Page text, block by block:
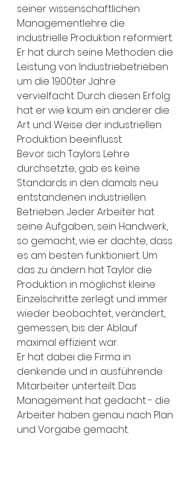
seiner wissenschaftlichen
Managementlehre die
industrielle Produktion reformiert.
Er hat durch seine Methoden die
Leistung von Industriebetrieben
um die 1900ter Jahre
vervielfacht. Durch diesen Erfolg
hat er wie kaum ein anderer die
Art und Weise der industriellen
Produktion beeinflusst.
Bevor sich Taylors Lehre
durchsetzte, gab es keine
Standards in den damals neu
entstandenen industriellen
Betrieben. Jeder Arbeiter hat
seine Aufgaben, sein Handwerk,
so gemacht, wie er dachte, dass
es am besten funktioniert. Um
das zu ändern hat Taylor die
Produktion in möglichst kleine
Einzelschritte zerlegt und immer
wieder beobachtet, verändert,
gemessen, bis der Ablauf
maximal effizient war.
Er hat dabei die Firma in
denkende und in ausführende
Mitarbeiter unterteilt. Das
Management hat gedacht - die
Arbeiter haben genau nach Plan
und Vorgabe gemacht.